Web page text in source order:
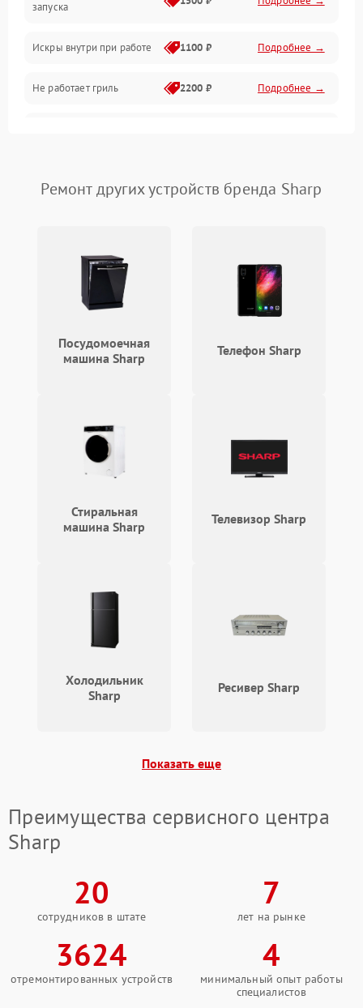
Программное обеспечение
запуска
Искры внутри при работе 1100 ₽ Подробнее →
Не работает гриль 2200 ₽ Подробнее →
Появление запаха гари 2400 ₽ Подробнее →
Поломка системы
охлаждения
Подробнее →
Ремонт других устройств бренда Sharp
Посудомоечная
машина Sharp
Телефон Sharp
Стиральная
машина Sharp
Телевизор Sharp
Холодильник
Sharp
Ресивер Sharp
Показать еще
Преимущества сервисного центра
Sharp
20
сотрудников в штате
7
лет на рынке
3624
отремонтированных устройств
4
минимальный опыт работы
специалистов